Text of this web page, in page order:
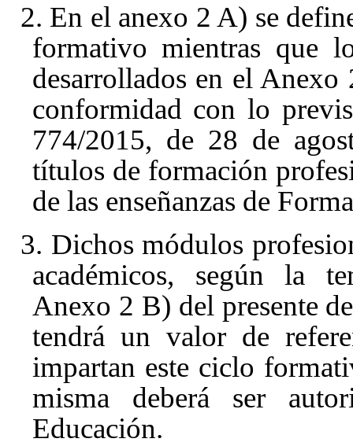
2. En el anexo 2 A) se
formativo mientras que
desarrollados en el
conformidad con lo
774/2015, de 28 de
títulos de formación
de las enseñanzas de
3. Dichos módulos
académicos, según la
Anexo 2 B) del presente
tendrá un valor de
impartan este ciclo
misma deberá ser
Educación.